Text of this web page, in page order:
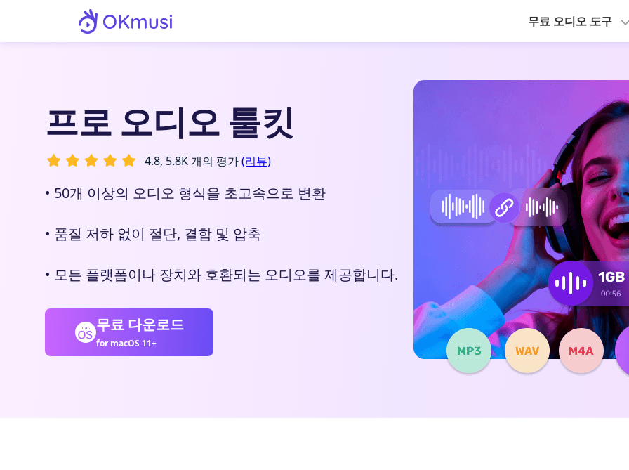
무료 오디오 도구
프로 오디오 툴킷
4.8, 5.8K 개의 평가(리뷰)
• 50개 이상의 오디오 형식을 초고속으로 변환
• 품질 저하 없이 절단, 결합 및 압축
• 모든 플랫폼이나 장치와 호환되는 오디오를 제공합니다.
무료 다운로드
for macOS 11+